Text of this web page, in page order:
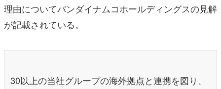
理由についてバンダイナムコホールディングスの見解
が記載されている。
30以上の当社グループの海外拠点と連携を図り、